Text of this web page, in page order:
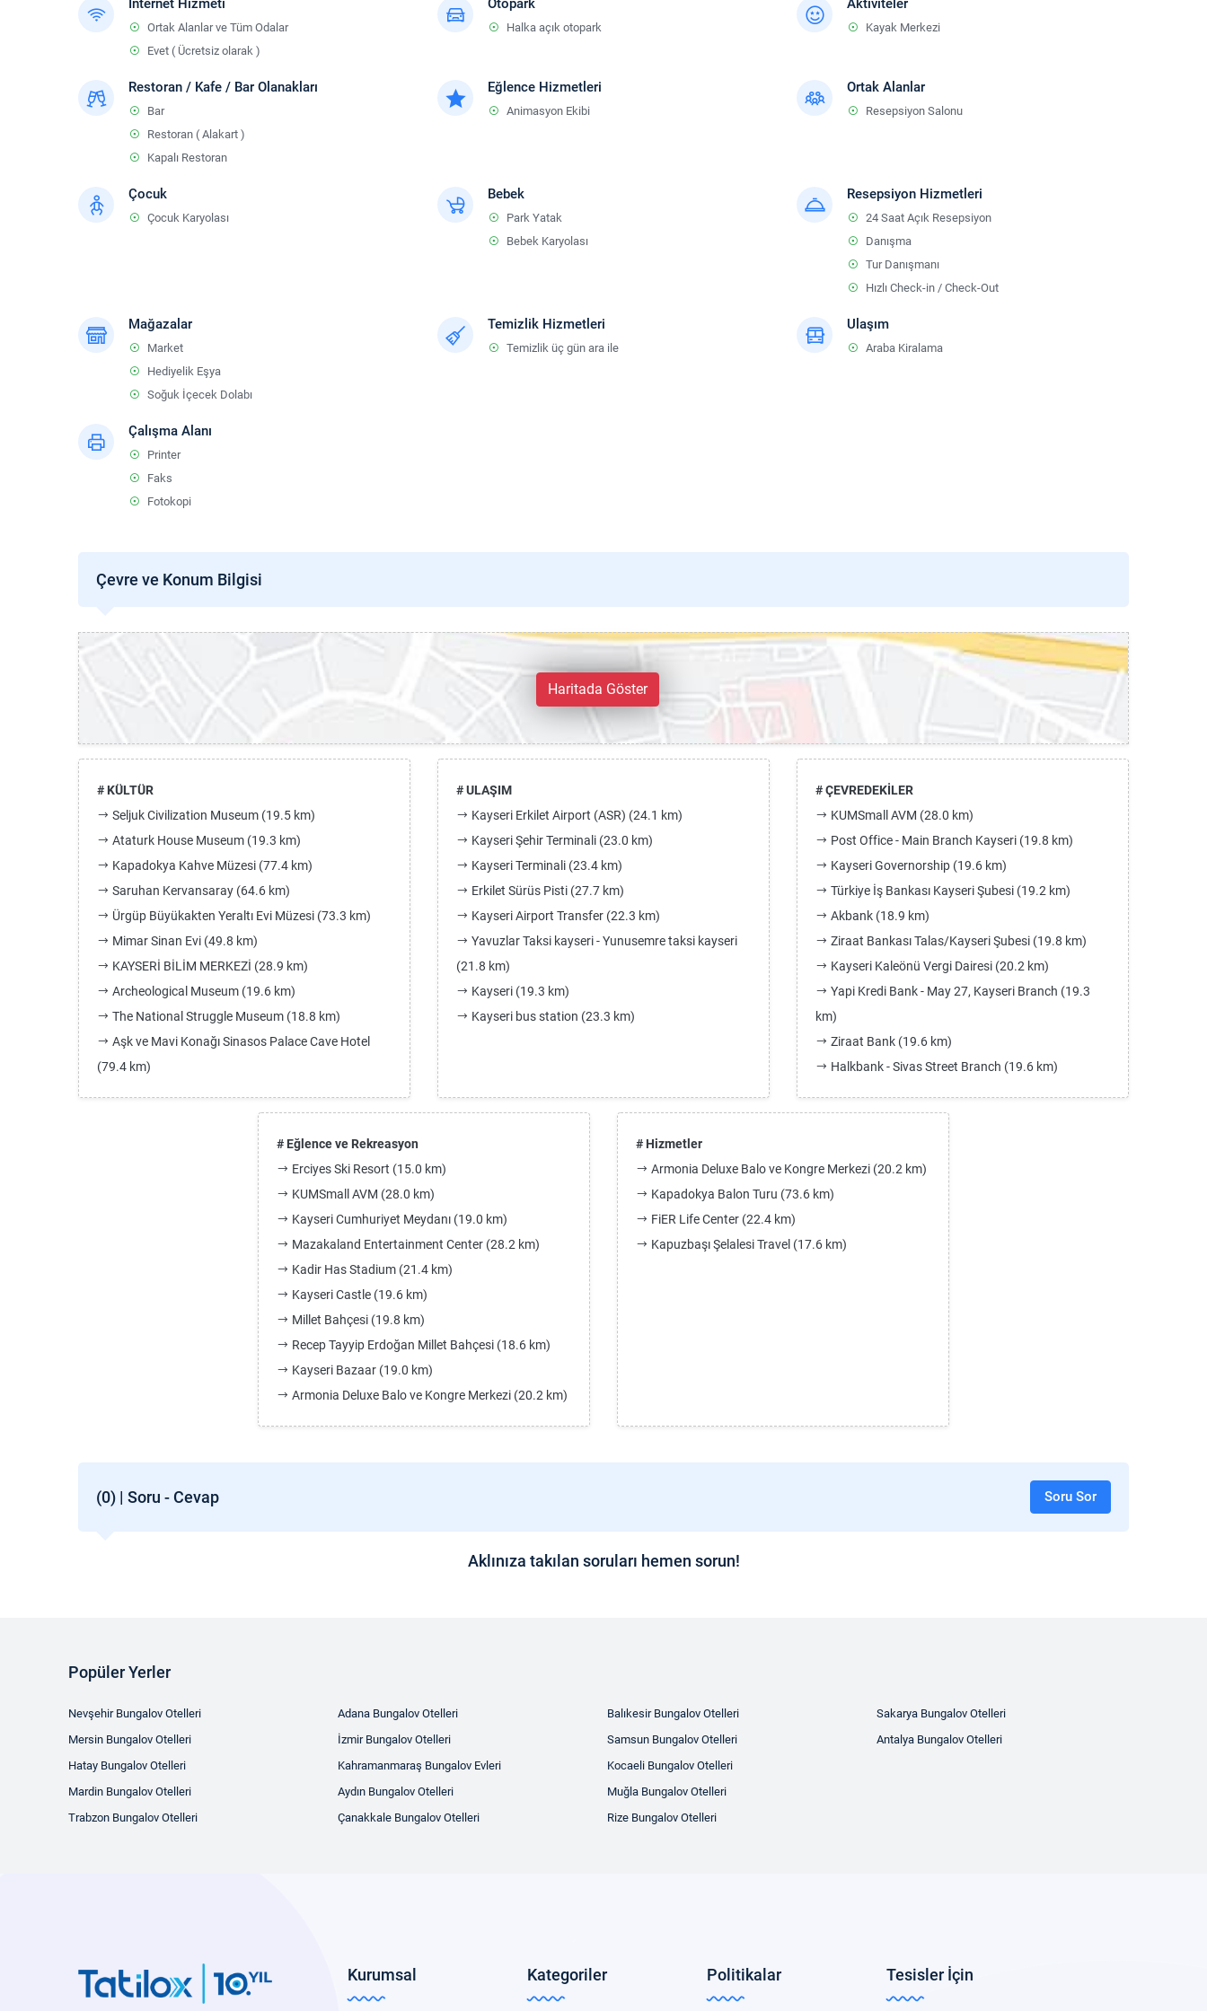
İnternet Hizmeti
Ortak Alanlar ve Tüm Odalar
Evet ( Ücretsiz olarak )
Otopark
Halka açık otopark
Aktiviteler
Kayak Merkezi
Restoran / Kafe / Bar Olanakları
Bar
Restoran ( Alakart )
Kapalı Restoran
Eğlence Hizmetleri
Animasyon Ekibi
Ortak Alanlar
Resepsiyon Salonu
Çocuk
Çocuk Karyolası
Bebek
Park Yatak
Bebek Karyolası
Resepsiyon Hizmetleri
24 Saat Açık Resepsiyon
Danışma
Tur Danışmanı
Hızlı Check-in / Check-Out
Mağazalar
Market
Hediyelik Eşya
Soğuk İçecek Dolabı
Temizlik Hizmetleri
Temizlik üç gün ara ile
Ulaşım
Araba Kiralama
Çalışma Alanı
Printer
Faks
Fotokopi
Çevre ve Konum Bilgisi
Haritada Göster
# KÜLTÜR
Seljuk Civilization Museum (19.5 km)
Ataturk House Museum (19.3 km)
Kapadokya Kahve Müzesi (77.4 km)
Saruhan Kervansaray (64.6 km)
Ürgüp Büyükakten Yeraltı Evi Müzesi (73.3 km)
Mimar Sinan Evi (49.8 km)
KAYSERİ BİLİM MERKEZİ (28.9 km)
Archeological Museum (19.6 km)
The National Struggle Museum (18.8 km)
Aşk ve Mavi Konağı Sinasos Palace Cave Hotel
(79.4 km)
# ULAŞIM
Kayseri Erkilet Airport (ASR) (24.1 km)
Kayseri Şehir Terminali (23.0 km)
Kayseri Terminali (23.4 km)
Erkilet Sürüs Pisti (27.7 km)
Kayseri Airport Transfer (22.3 km)
Yavuzlar Taksi kayseri - Yunusemre taksi kayseri
(21.8 km)
Kayseri (19.3 km)
Kayseri bus station (23.3 km)
# ÇEVREDEKİLER
KUMSmall AVM (28.0 km)
Post Office - Main Branch Kayseri (19.8 km)
Kayseri Governorship (19.6 km)
Türkiye İş Bankası Kayseri Şubesi (19.2 km)
Akbank (18.9 km)
Ziraat Bankası Talas/Kayseri Şubesi (19.8 km)
Kayseri Kaleönü Vergi Dairesi (20.2 km)
Yapi Kredi Bank - May 27, Kayseri Branch (19.3
km)
Ziraat Bank (19.6 km)
Halkbank - Sivas Street Branch (19.6 km)
# Eğlence ve Rekreasyon
Erciyes Ski Resort (15.0 km)
KUMSmall AVM (28.0 km)
Kayseri Cumhuriyet Meydanı (19.0 km)
Mazakaland Entertainment Center (28.2 km)
Kadir Has Stadium (21.4 km)
Kayseri Castle (19.6 km)
Millet Bahçesi (19.8 km)
Recep Tayyip Erdoğan Millet Bahçesi (18.6 km)
Kayseri Bazaar (19.0 km)
Armonia Deluxe Balo ve Kongre Merkezi (20.2 km)
# Hizmetler
Armonia Deluxe Balo ve Kongre Merkezi (20.2 km)
Kapadokya Balon Turu (73.6 km)
FiER Life Center (22.4 km)
Kapuzbaşı Şelalesi Travel (17.6 km)
(0) | Soru - Cevap Soru Sor
Aklınıza takılan soruları hemen sorun!
Popüler Yerler
Nevşehir Bungalov Otelleri
Mersin Bungalov Otelleri
Hatay Bungalov Otelleri
Mardin Bungalov Otelleri
Trabzon Bungalov Otelleri
Adana Bungalov Otelleri
İzmir Bungalov Otelleri
Kahramanmaraş Bungalov Evleri
Aydın Bungalov Otelleri
Çanakkale Bungalov Otelleri
Balıkesir Bungalov Otelleri
Samsun Bungalov Otelleri
Kocaeli Bungalov Otelleri
Muğla Bungalov Otelleri
Rize Bungalov Otelleri
Sakarya Bungalov Otelleri
Antalya Bungalov Otelleri
Kurumsal Kategoriler Politikalar Tesisler İçin